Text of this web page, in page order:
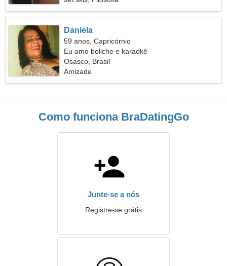
Daniela
59 anos, Capricórnio
Eu amo boliche e karaokê
Osasco, Brasil
Amizade
Como funciona BraDatingGo
Junte-se a nós
Registre-se grátis